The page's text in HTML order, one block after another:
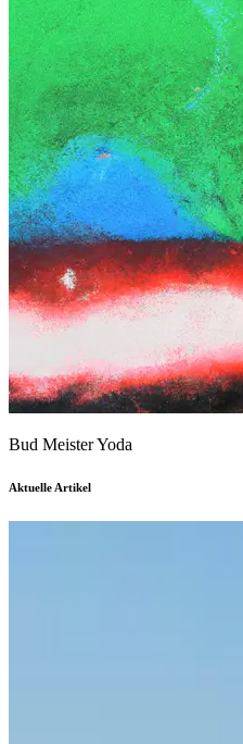
Bud Meister Yoda
Aktuelle Artikel